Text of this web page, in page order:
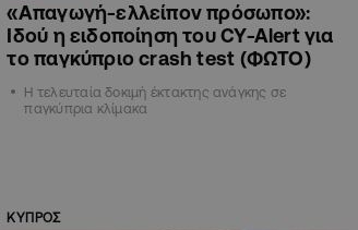
«Απαγωγή-ελλείπον πρόσωπο»:
Ιδού η ειδοποίηση του CY-Alert για
το παγκύπριο crash test (ΦΩΤΟ)
Η τελευταία δοκιμή έκτακτης ανάγκης σε
παγκύπρια κλίμακα
ΚΥΠΡΟΣ